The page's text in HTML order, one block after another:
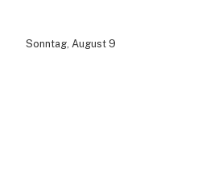
Sonntag, August 9